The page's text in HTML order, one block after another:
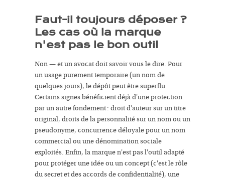
Faut-il toujours déposer ?
Les cas où la marque
n'est pas le bon outil
Non — et un avocat doit savoir vous le dire. Pour
un usage purement temporaire (un nom de
quelques jours), le dépôt peut être superflu.
Certains signes bénéficient déjà d'une protection
par un autre fondement : droit d'auteur sur un titre
original, droits de la personnalité sur un nom ou un
pseudonyme, concurrence déloyale pour un nom
commercial ou une dénomination sociale
exploités. Enfin, la marque n'est pas l'outil adapté
pour protéger une idée ou un concept (c'est le rôle
du secret et des accords de confidentialité), une